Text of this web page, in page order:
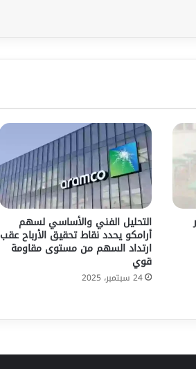
التحليل الفني والأساسي لسهم
أرامكو يحدد نقاط تحقيق الأرباح عقب
ارتداد السهم من مستوى مقاومة
قوي
24 سبتمبر، 2025